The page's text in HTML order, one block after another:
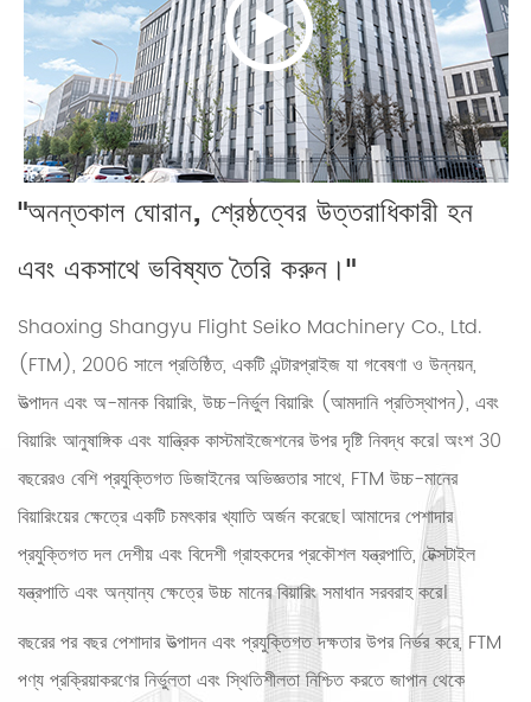
"অনন্তকাল ঘোরান, শ্রেষ্ঠত্বের উত্তরাধিকারী হন
এবং একসাথে ভবিষ্যত তৈরি করুন।"
Shaoxing Shangyu Flight Seiko Machinery Co., Ltd.
(FTM), 2006 সালে প্রতিষ্ঠিত, একটি এন্টারপ্রাইজ যা গবেষণা ও উন্নয়ন,
উত্পাদন এবং অ-মানক বিয়ারিং, উচ্চ-নির্ভুল বিয়ারিং (আমদানি প্রতিস্থাপন), এবং
বিয়ারিং আনুষাঙ্গিক এবং যান্ত্রিক কাস্টমাইজেশনের উপর দৃষ্টি নিবদ্ধ করে। অংশ 30
বছরেরও বেশি প্রযুক্তিগত ডিজাইনের অভিজ্ঞতার সাথে, FTM উচ্চ-মানের
বিয়ারিংয়ের ক্ষেত্রে একটি চমৎকার খ্যাতি অর্জন করেছে। আমাদের পেশাদার
প্রযুক্তিগত দল দেশীয় এবং বিদেশী গ্রাহকদের প্রকৌশল যন্ত্রপাতি, টেক্সটাইল
যন্ত্রপাতি এবং অন্যান্য ক্ষেত্রে উচ্চ মানের বিয়ারিং সমাধান সরবরাহ করে।
বছরের পর বছর পেশাদার উত্পাদন এবং প্রযুক্তিগত দক্ষতার উপর নির্ভর করে, FTM
পণ্য প্রক্রিয়াকরণের নির্ভুলতা এবং স্থিতিশীলতা নিশ্চিত করতে জাপান থেকে